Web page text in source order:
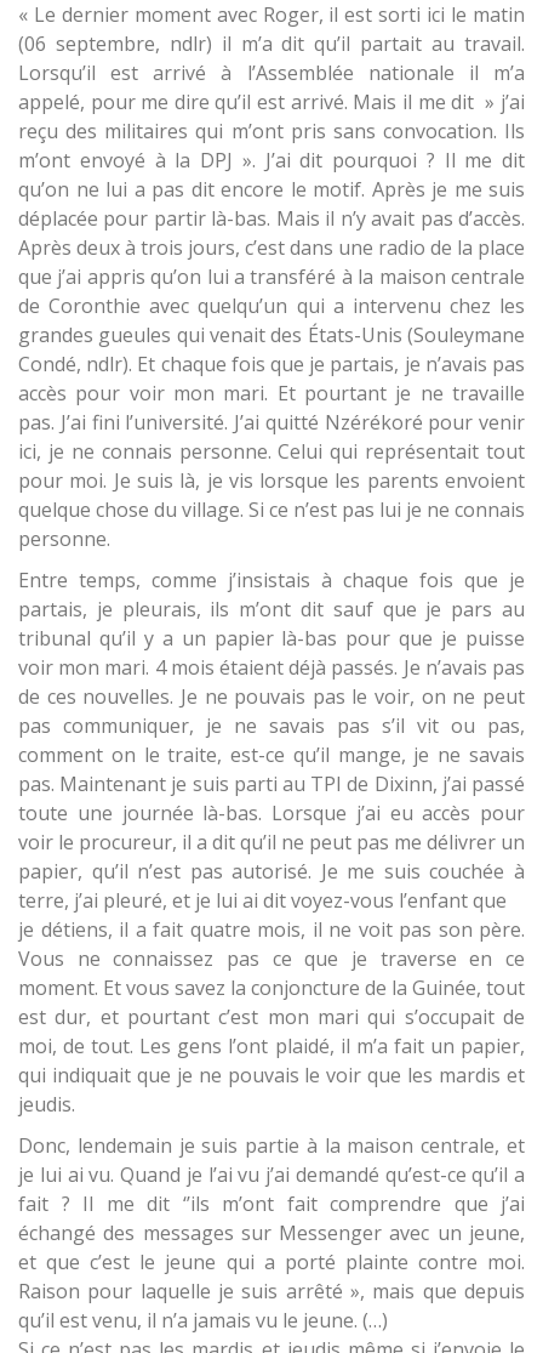
« Le dernier moment avec Roger, il est sorti ici le matin
(06 septembre, ndlr) il m’a dit qu’il partait au travail.
Lorsqu’il est arrivé à l’Assemblée nationale il m’a
appelé, pour me dire qu’il est arrivé. Mais il me dit » j’ai
reçu des militaires qui m’ont pris sans convocation. Ils
m’ont envoyé à la DPJ ». J’ai dit pourquoi ? Il me dit
qu’on ne lui a pas dit encore le motif. Après je me suis
déplacée pour partir là-bas. Mais il n’y avait pas d’accès.
Après deux à trois jours, c’est dans une radio de la place
que j’ai appris qu’on lui a transféré à la maison centrale
de Coronthie avec quelqu’un qui a intervenu chez les
grandes gueules qui venait des États-Unis (Souleymane
Condé, ndlr). Et chaque fois que je partais, je n’avais pas
accès pour voir mon mari. Et pourtant je ne travaille
pas. J’ai fini l’université. J’ai quitté Nzérékoré pour venir
ici, je ne connais personne. Celui qui représentait tout
pour moi. Je suis là, je vis lorsque les parents envoient
quelque chose du village. Si ce n’est pas lui je ne connais
personne.
Entre temps, comme j’insistais à chaque fois que je
partais, je pleurais, ils m’ont dit sauf que je pars au
tribunal qu’il y a un papier là-bas pour que je puisse
voir mon mari. 4 mois étaient déjà passés. Je n’avais pas
de ces nouvelles. Je ne pouvais pas le voir, on ne peut
pas communiquer, je ne savais pas s’il vit ou pas,
comment on le traite, est-ce qu’il mange, je ne savais
pas. Maintenant je suis parti au TPI de Dixinn, j’ai passé
toute une journée là-bas. Lorsque j’ai eu accès pour
voir le procureur, il a dit qu’il ne peut pas me délivrer un
papier, qu’il n’est pas autorisé. Je me suis couchée à
terre, j’ai pleuré, et je lui ai dit voyez-vous l’enfant que
je détiens, il a fait quatre mois, il ne voit pas son père.
Vous ne connaissez pas ce que je traverse en ce
moment. Et vous savez la conjoncture de la Guinée, tout
est dur, et pourtant c’est mon mari qui s’occupait de
moi, de tout. Les gens l’ont plaidé, il m’a fait un papier,
qui indiquait que je ne pouvais le voir que les mardis et
jeudis.
Donc, lendemain je suis partie à la maison centrale, et
je lui ai vu. Quand je l’ai vu j’ai demandé qu’est-ce qu’il a
fait ? Il me dit ‘’ils m’ont fait comprendre que j’ai
échangé des messages sur Messenger avec un jeune,
et que c’est le jeune qui a porté plainte contre moi.
Raison pour laquelle je suis arrêté », mais que depuis
qu’il est venu, il n’a jamais vu le jeune. (…)